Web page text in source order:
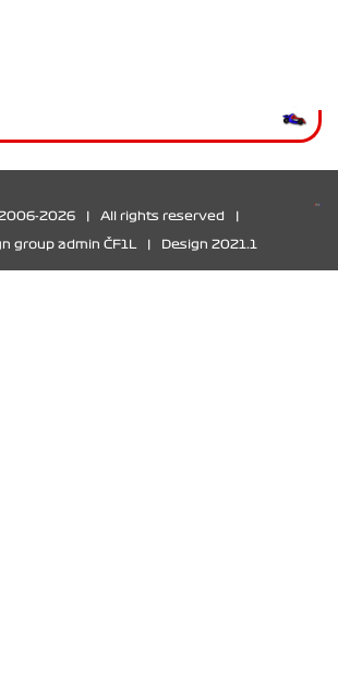
2026 All rights reserved
group admin ČF1L Design 2021.1